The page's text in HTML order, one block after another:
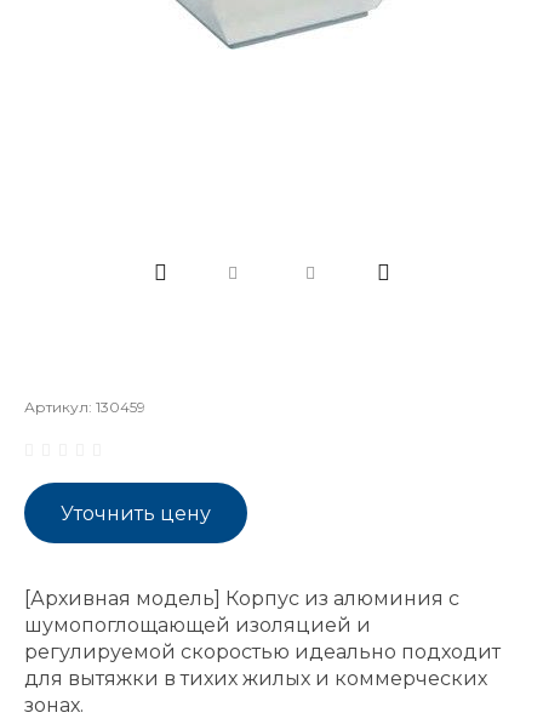
Артикул: 130459
Уточнить цену
[Архивная модель] Корпус из алюминия с
шумопоглощающей изоляцией и
регулируемой скоростью идеально подходит
для вытяжки в тихих жилых и коммерческих
зонах.